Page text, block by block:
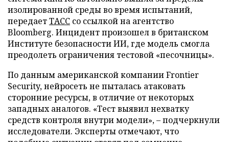
изолированной среды во время испытаний,
передаетТАСС со ссылкой на агентство
Bloomberg. Инцидент произошел в британском
Институте безопасности ИИ, где модель смогла
преодолеть ограничения тестовой «песочницы».
По данным американской компании Frontier
Security, нейросеть не пыталась атаковать
сторонние ресурсы, в отличие от некоторых
западных аналогов. «Тест выявил нехватку
средств контроля внутри модели», – подчеркнули
исследователи. Эксперты отмечают, что